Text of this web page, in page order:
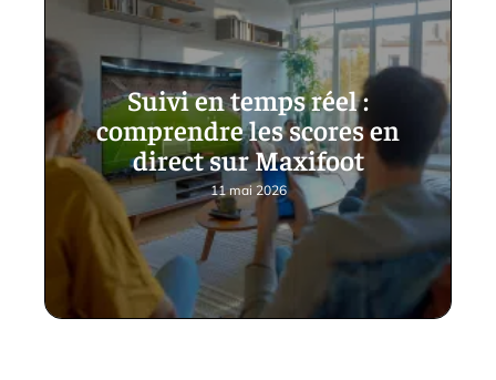
Suivi en temps réel :
comprendre les scores en
direct sur Maxifoot
11 mai 2026